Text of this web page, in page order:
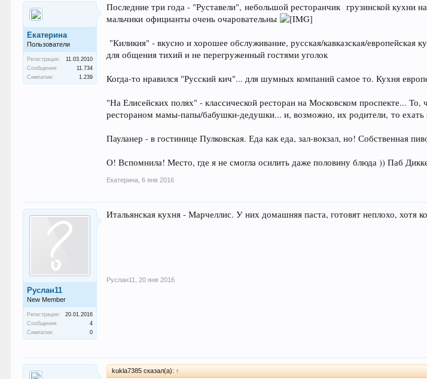
Екатерина
Пользователи
Регистрация:
11.03.2010
Сообщения:
11.734
Симпатии:
1.239
Последние три года - "Руставели", небольшой ресторанчик грузинской кухни
мальчики официанты очень очаровательны
"Киликия" - вкусно и хорошее обслуживание, русская/кавказская/европейская
для общения тихий и не перегруженный гостями уголок
Когда-то нравился "Русский кич"... для шумных компаний самое то. Кухня
"На Елисейских полях" - классической ресторан на Московском проспекте...
рестораном мамы-папы/бабушки-дедушки... и, возможно, их родители, то
Пауланер - в гостинице Пулковская. Еда как еда, зал-вокзал, но! Собственная
О! Вспомнила! Место, где я не смогла осилить даже половину блюда )) Паб
Екатерина 6 янв 2016
Руслан11
New Member
Регистрация:
20.01.2016
Сообщения:
4
Симпатии:
0
Итальянская кухня - Марчеллис. У них домашняя паста, готовят неплохо,
Руслан11 20 янв 2016
kukla7385 сказал(а): ↑